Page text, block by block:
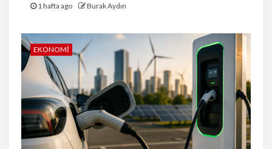
1 hafta ago Burak Aydın
EKONOMI